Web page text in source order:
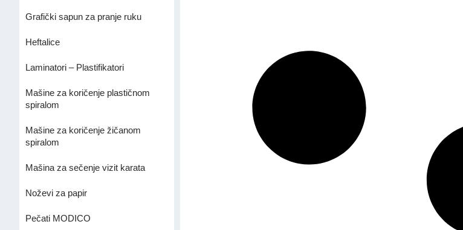
Grafički sapun za pranje ruku
Heftalice
Laminatori – Plastifikatori
Mašine za koričenje plastičnom
spiralom
Mašine za koričenje žičanom
spiralom
Mašina za sečenje vizit karata
Noževi za papir
Pečati MODICO